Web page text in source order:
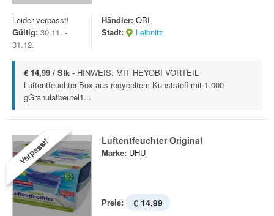
Leider verpasst!
Gültig: 30.11. -
31.12.
Händler: OBI
Stadt:
Leibnitz
€ 14,99 / Stk - HINWEIS: MIT HEYOBI VORTEIL
Luftentfeuchter-Box aus recyceltem Kunststoff mit 1.000-
gGranulatbeutel1...
Verpasst! Luftentfeuchter Original
Marke: UHU
Preis: € 14,99